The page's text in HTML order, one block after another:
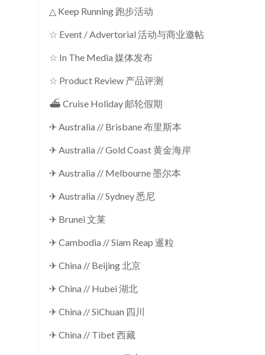
△ Keep Running 跑步活动
☆ Event / Advertorial 活动与商业邀帖
☆ In The Media 媒体发布
☆ Product Review 产品评测
⛴ Cruise Holiday 邮轮假期
✈ Australia // Brisbane 布里斯本
✈ Australia // Gold Coast 黄金海岸
✈ Australia // Melbourne 墨尔本
✈ Australia // Sydney 悉尼
✈ Brunei 文莱
✈ Cambodia // Siam Reap 暹粒
✈ China // Beijing 北京
✈ China // Hubei 湖北
✈ China // SiChuan 四川
✈ China // Tibet 西藏